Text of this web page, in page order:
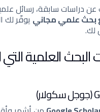
دراسات سابقة، رسائل
علمي مجانييوفّر لك
العلمية التي